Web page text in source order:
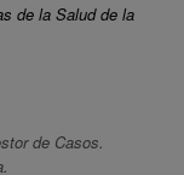
de la Salud de la
de Casos.